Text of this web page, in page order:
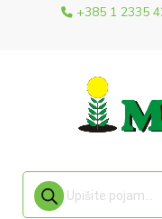
+385 1 2335
Products search